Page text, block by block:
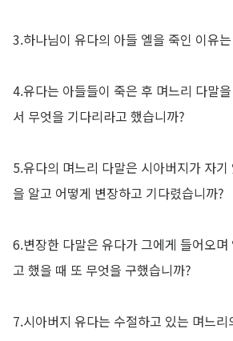
3.하나님이 유다의 아들 엘을 죽인 이유
4.유다는 아들들이 죽은 후 며느리 다말
서 무엇을 기다리라고 했습니까?
5.유다의 며느리 다말은 시아버지가 자
을 알고 어떻게 변장하고 기다렸습니까?
6.변장한 다말은 유다가 그에게 들어오
고 했을 때 또 무엇을 구했습니까?
7.시아버지 유다는 수절하고 있는 며느